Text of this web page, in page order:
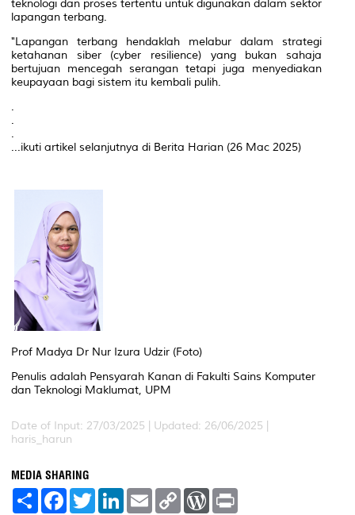
teknologi dan proses tertentu untuk digunakan dalam sektor
lapangan terbang.
"Lapangan terbang hendaklah melabur dalam strategi
ketahanan siber (cyber resilience) yang bukan sahaja
bertujuan mencegah serangan tetapi juga menyediakan
keupayaan bagi sistem itu kembali pulih.
.
.
.
...ikuti artikel selanjutnya di Berita Harian (26 Mac 2025)
Prof Madya Dr Nur Izura Udzir (Foto)
Penulis adalah Pensyarah Kanan di Fakulti Sains Komputer
dan Teknologi Maklumat, UPM
Date of Input: 27/03/2025 | Updated: 26/06/2025 |
haris_harun
MEDIA SHARING
S
F
a
T
w
L
E
m
C
W